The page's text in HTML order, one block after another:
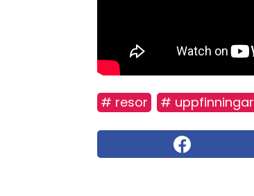
# resor # uppfinningar